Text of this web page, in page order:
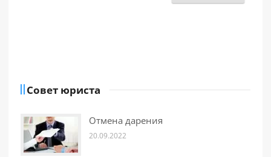
Совет юриста
Отмена дарения
20.09.2022